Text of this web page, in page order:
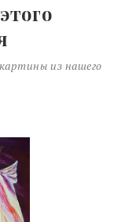
из нашего